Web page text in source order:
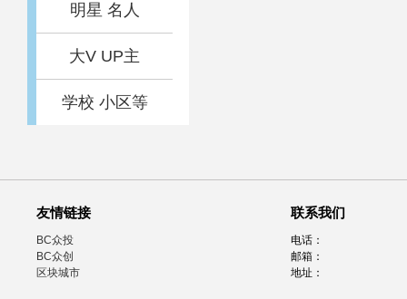
明星 名人
大V UP主
学校 小区等
友情链接
BC众投
BC众创
区块城市
联系我们
电话：
邮箱：
地址：